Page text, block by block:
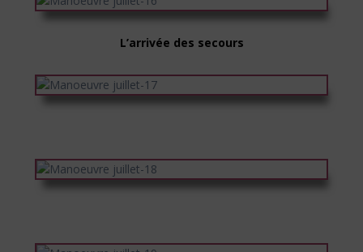
L’arrivée des secours